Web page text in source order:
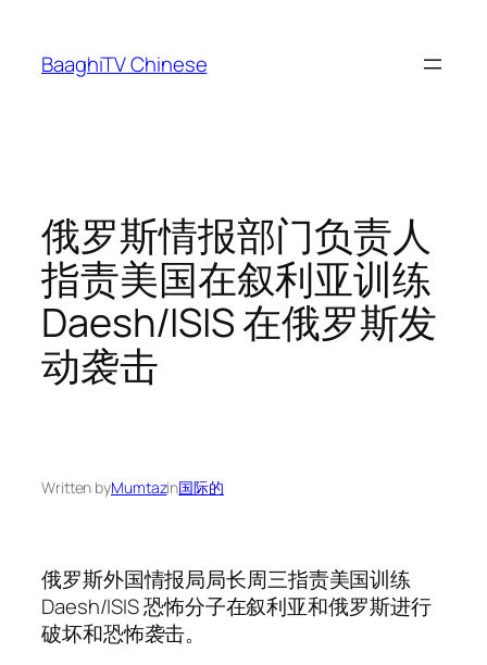
content
BaaghiTV Chinese
俄罗斯情报部门负责人
指责美国在叙利亚训练
Daesh/ISIS 在俄罗斯发
动袭击
Written byMumtazin国际的
俄罗斯外国情报局局长周三指责美国训练
Daesh/ISIS 恐怖分子在叙利亚和俄罗斯进行
破坏和恐怖袭击。